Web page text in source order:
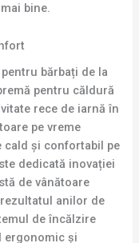
bine.
bărbați de la
pentru căldură
rece de iarnă în
pe vreme
cald și confortabil pe
dedicată inovației
de vânătoare
anilor de
de încălzire
ergonomic și